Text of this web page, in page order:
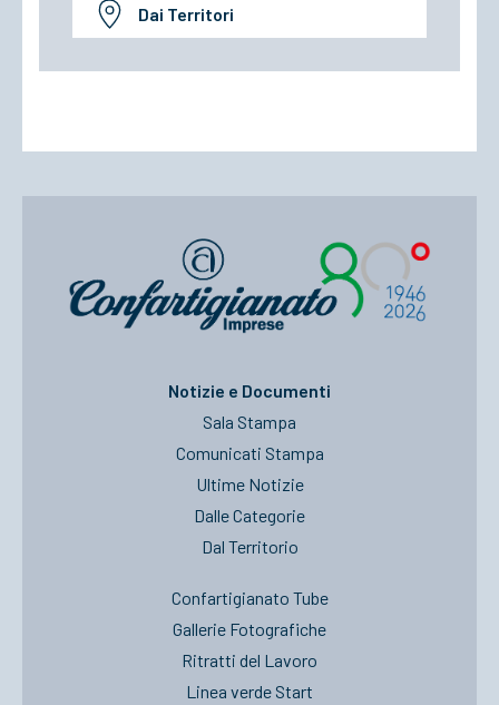
Dai Territori
Notizie e Documenti
Sala Stampa
Comunicati Stampa
Ultime Notizie
Dalle Categorie
Dal Territorio
Confartigianato Tube
Gallerie Fotografiche
Ritratti del Lavoro
Linea verde Start